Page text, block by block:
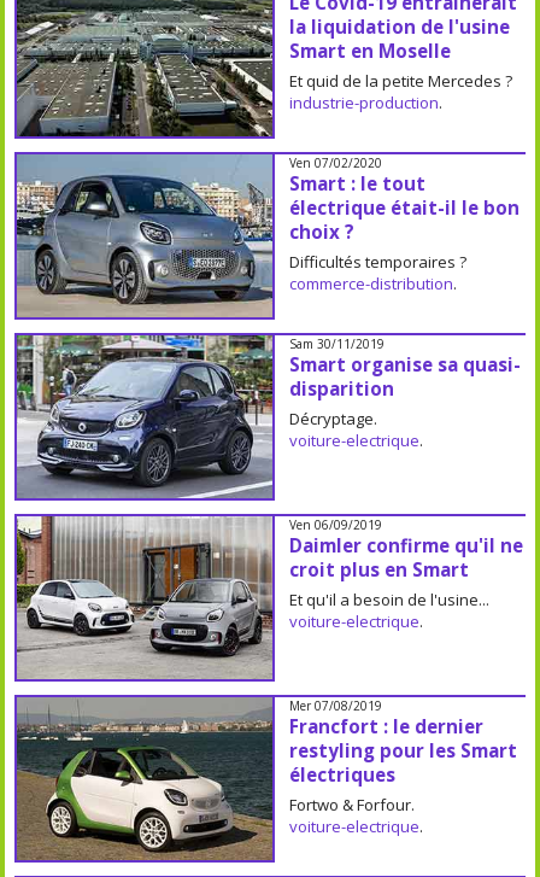
la liquidation de l'usine
Smart en Moselle
Et quid de la petite Mercedes ?
industrie-production.
Ven 07/02/2020
Smart : le tout
électrique était-il le bon
choix ?
Difficultés temporaires ?
commerce-distribution.
Sam 30/11/2019
Smart organise sa quasi-
disparition
Décryptage.
voiture-electrique.
Ven 06/09/2019
Daimler confirme qu'il ne
croit plus en Smart
Et qu'il a besoin de l'usine...
voiture-electrique.
Mer 07/08/2019
Francfort : le dernier
restyling pour les Smart
électriques
Fortwo & Forfour.
voiture-electrique.